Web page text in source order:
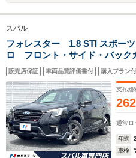
スバル
フォレスター 1.8 STI スポー
ロ フロント・サイド・バッ
突被害軽減システム 禁煙車
シート ドラレコ コーナー
LEDヘッド ETC
販売店保証 車両品質評価書付 購入プラン付
支払総
通常ロ
年式
車検